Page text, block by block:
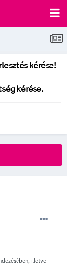
kérése!
kérése.
illetve